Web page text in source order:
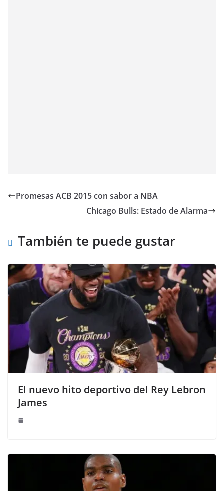
Promesas ACB 2015 con sabor a NBA
Chicago Bulls: Estado de Alarma
También te puede gustar
El nuevo hito deportivo del Rey Lebron
James